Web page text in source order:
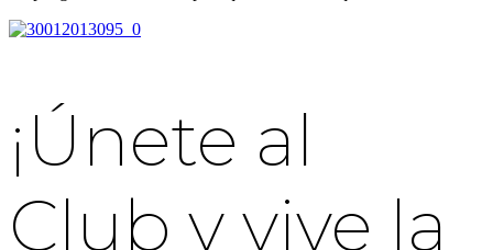
¡Únete al
Club y vive la